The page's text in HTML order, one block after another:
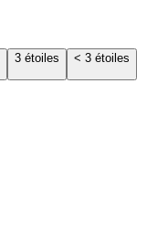
3 étoiles < 3 étoiles